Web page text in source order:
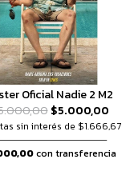
Oficial Nadie 2 M2
$5.000,00
sin interés de $1.666,67
con transferencia